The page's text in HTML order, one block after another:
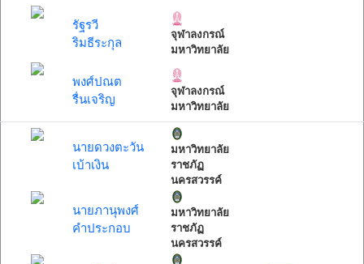
รัฐรวี
ริมธีระกุล
จุฬาลงกรณ์
มหาวิทยาลัย
พงศ์ปณต
รื่นเจริญ
จุฬาลงกรณ์
มหาวิทยาลัย
นายดวงตะวัน
เบ้าเงิน
มหาวิทยาลัย
ราชภัฏ
นครสวรรค์
นายภานุพงศ์
คำประกอบ
มหาวิทยาลัย
ราชภัฏ
นครสวรรค์